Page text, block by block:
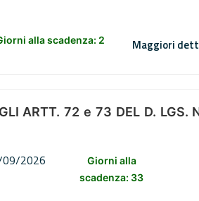
alla scadenza: 2 Maggiori
ARTT. 72 e 73 DEL D. LGS.
2026
Giorni alla
scadenza: 33